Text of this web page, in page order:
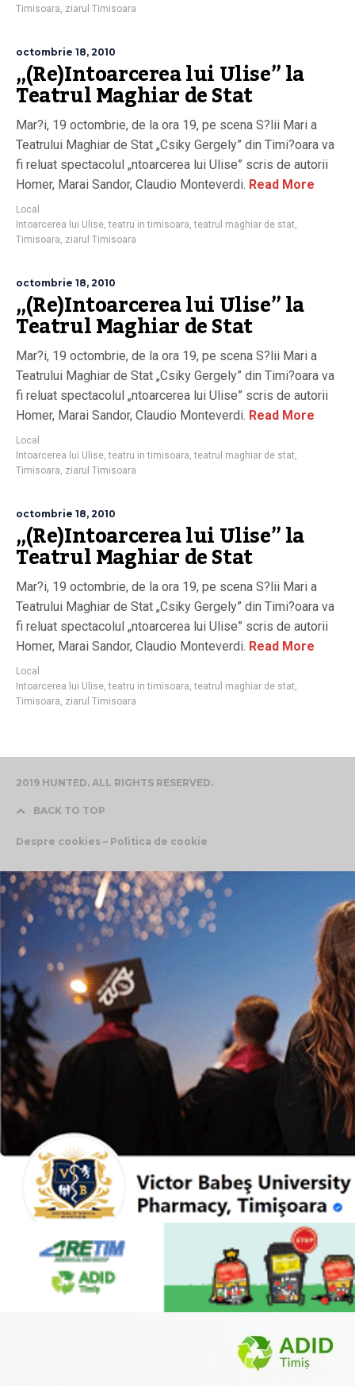
Timisoara, ziarul Timisoara
octombrie 18, 2010
„(Re)Intoarcerea lui Ulise” la
Teatrul Maghiar de Stat
Mar?i, 19 octombrie, de la ora 19, pe scena S?lii Mari a
Teatrului Maghiar de Stat „Csiky Gergely” din Timi?oara va
fi reluat spectacolul „ntoarcerea lui Ulise” scris de autorii
Homer, Marai Sandor, Claudio Monteverdi. Read More
Local
Intoarcerea lui Ulise,teatru in timisoara,teatrul maghiar de stat,
Timisoara, ziarul Timisoara
octombrie 18, 2010
„(Re)Intoarcerea lui Ulise” la
Teatrul Maghiar de Stat
Mar?i, 19 octombrie, de la ora 19, pe scena S?lii Mari a
Teatrului Maghiar de Stat „Csiky Gergely” din Timi?oara va
fi reluat spectacolul „ntoarcerea lui Ulise” scris de autorii
Homer, Marai Sandor, Claudio Monteverdi. Read More
Local
Intoarcerea lui Ulise,teatru in timisoara,teatrul maghiar de stat,
Timisoara, ziarul Timisoara
octombrie 18, 2010
„(Re)Intoarcerea lui Ulise” la
Teatrul Maghiar de Stat
Mar?i, 19 octombrie, de la ora 19, pe scena S?lii Mari a
Teatrului Maghiar de Stat „Csiky Gergely” din Timi?oara va
fi reluat spectacolul „ntoarcerea lui Ulise” scris de autorii
Homer, Marai Sandor, Claudio Monteverdi. Read More
Local
Intoarcerea lui Ulise,teatru in timisoara,teatrul maghiar de stat,
Timisoara, ziarul Timisoara
2019 HUNTED. ALL RIGHTS RESERVED.
BACK TO TOP
Despre cookies – Politica de cookie